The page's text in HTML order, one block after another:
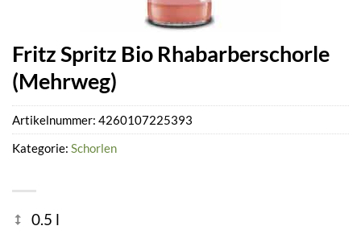
Fritz Spritz Bio Rhabarberschorle
(Mehrweg)
0.5 l
Artikelnummer: 4260107225393
Kategorie: Schorlen